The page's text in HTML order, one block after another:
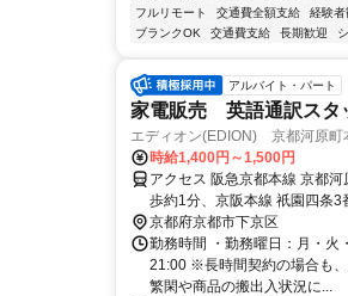
フルリモート
交通費全額支給 経験者
ブランクOK
交通費支給 長期歓迎
アルバイト・パート
家電販売 英語通訳スタ
エディオン(EDION) 京都河原町
時給1,400円～1,500円
アクセス 阪急京都本線 京都
歩約1分、京阪本線 祇園四条3
京都府京都市下京区
勤務時間 ・勤務曜日：月・火
21:00 ※長時間契約の場合も
繁閑や商品の搬出入状況に...